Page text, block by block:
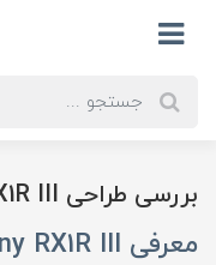
بررسی طراحی RX1R III